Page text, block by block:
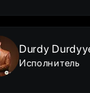
Durdy
Исполнитель